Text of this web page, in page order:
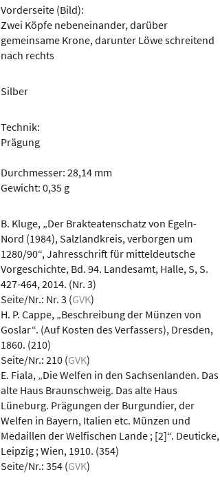
Vorderseite (Bild):
Zwei Köpfe nebeneinander, darüber
gemeinsame Krone, darunter Löwe schreitend
nach rechts
Silber
Technik:
Prägung
Durchmesser: 28,14 mm
Gewicht: 0,35 g
B. Kluge, „Der Brakteatenschatz von Egeln-
Nord (1984), Salzlandkreis, verborgen um
1280/90“, Jahresschrift für mitteldeutsche
Vorgeschichte, Bd. 94. Landesamt, Halle, S, S.
427-464, 2014. (Nr. 3)
Seite/Nr.: Nr. 3 (GVK)
H. P. Cappe, „Beschreibung der Münzen von
Goslar“. (Auf Kosten des Verfassers), Dresden,
1860. (210)
Seite/Nr.: 210 (GVK)
E. Fiala, „Die Welfen in den Sachsenlanden. Das
alte Haus Braunschweig. Das alte Haus
Lüneburg. Prägungen der Burgundier, der
Welfen in Bayern, Italien etc. Münzen und
Medaillen der Welfischen Lande ; [2]“. Deuticke,
Leipzig ; Wien, 1910. (354)
Seite/Nr.: 354 (GVK)